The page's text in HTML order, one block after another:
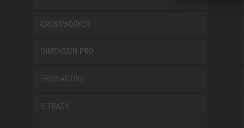
CROSSWORKER
DIMENSION PRO
ERGO-ACTIVE
E-TRACK